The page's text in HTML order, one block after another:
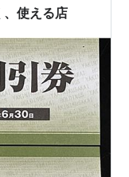
、使える店